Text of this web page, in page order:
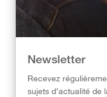
Newsletter
Recevez
sujets d’actualité de